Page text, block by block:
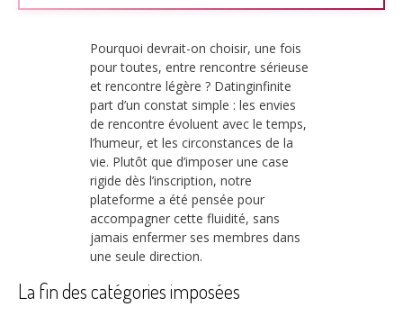
Pourquoi devrait-on choisir, une fois
pour toutes, entre rencontre sérieuse
et rencontre légère ? Datinginfinite
part d’un constat simple : les envies
de rencontre évoluent avec le temps,
l’humeur, et les circonstances de la
vie. Plutôt que d’imposer une case
rigide dès l’inscription, notre
plateforme a été pensée pour
accompagner cette fluidité, sans
jamais enfermer ses membres dans
une seule direction.
La fin des catégories imposées